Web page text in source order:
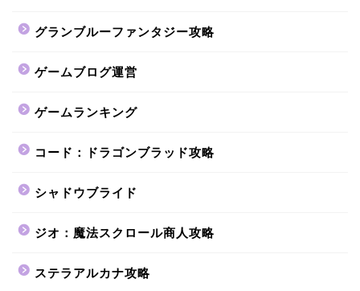
グランブルーファンタジー攻略
ゲームブログ運営
ゲームランキング
コード：ドラゴンブラッド攻略
シャドウブライド
ジオ：魔法スクロール商人攻略
ステラアルカナ攻略